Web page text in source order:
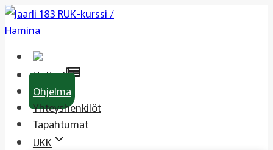
Siirry
sisältöön
Uutiset
Ohjelma
Yhteyshenkilöt
Tapahtumat
UKK